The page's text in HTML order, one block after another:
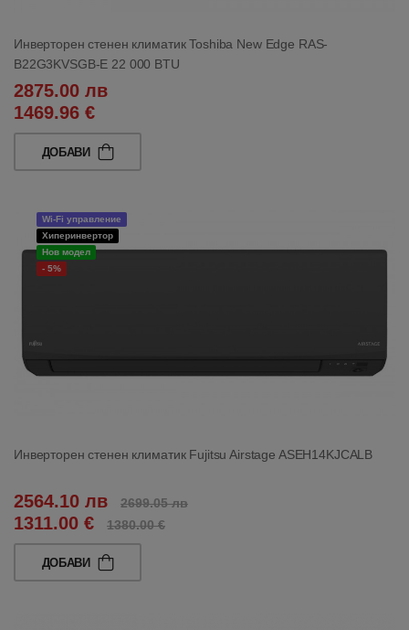
Инверторен стенен климатик Toshiba New Edge RAS-
B22G3KVSGB-E 22 000 BTU
2875.00 лв
1469.96 €
ДОБАВИ
Wi-Fi управление
Хиперинвертор
Нов модел
- 5%
Инверторен стенен климатик Fujitsu Airstage ASEH14KJCALB
2564.10 лв 2699.05 лв
1311.00 € 1380.00 €
ДОБАВИ